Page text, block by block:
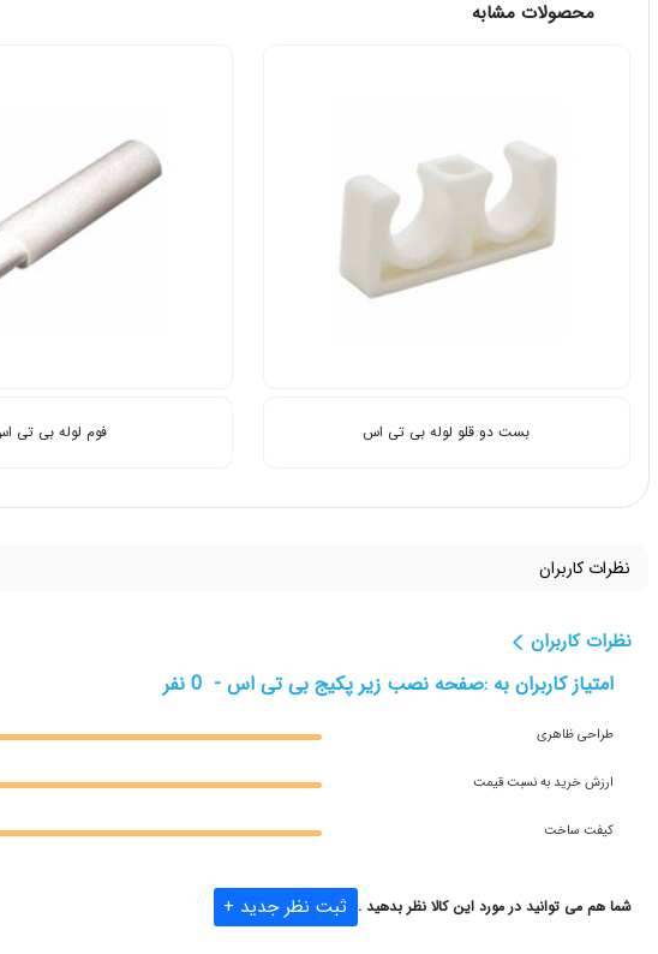
محصولات مشابه
بست دو قلو لوله بی تی اس فوم لوله بی تی
نظرات کاربران
نظرات کاربران
امتیاز کاربران به :صفحه نصب زیر پکیج بی تی اس - 0 نفر
طراحی ظاهری
ارزش خريد به نسبت قيمت
کیفت ساخت
شما هم می توانید در مورد این کالا نظر بدهید . ثبت نظر جدید +